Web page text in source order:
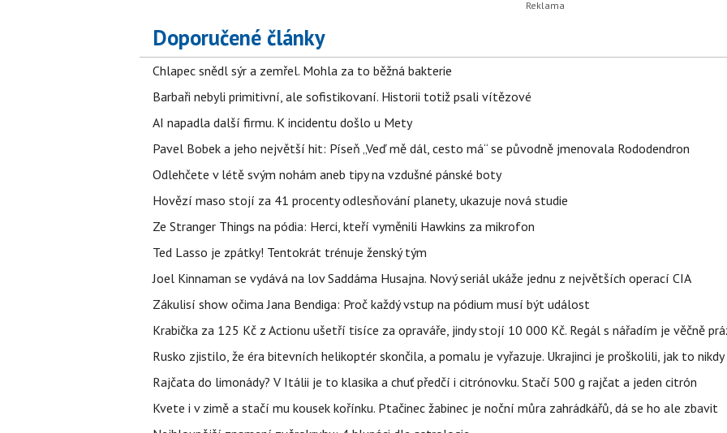
Doporučené články
Chlapec snědl sýr a zemřel. Mohla za to běžná bakterie
Barbaři nebyli primitivní, ale sofistikovaní. Historii totiž psali vítězové
AI napadla další firmu. K incidentu došlo u Mety
Pavel Bobek a jeho největší hit: Píseň „Veď mě dál, cesto má“ se původně jmenovala Rododendron
Odlehčete v létě svým nohám aneb tipy na vzdušné pánské boty
Hovězí maso stojí za 41 procenty odlesňování planety, ukazuje nová studie
Ze Stranger Things na pódia: Herci, kteří vyměnili Hawkins za mikrofon
Ted Lasso je zpátky! Tentokrát trénuje ženský tým
Joel Kinnaman se vydává na lov Saddáma Husajna. Nový seriál ukáže jednu z největších operací CIA
Zákulisí show očima Jana Bendiga: Proč každý vstup na pódium musí být událost
Krabička za 125 Kč z Actionu ušetří tisíce za opraváře, jindy stojí 10 000 Kč. Regál s nářadím je věčně
Rusko zjistilo, že éra bitevních helikoptér skončila, a pomalu je vyřazuje. Ukrajinci je proškolili, jak to nikdy
Rajčata do limonády? V Itálii je to klasika a chuť předčí i citrónovku. Stačí 500 g rajčat a jeden citrón
Kvete i v zimě a stačí mu kousek kořínku. Ptačinec žabinec je noční můra zahrádkářů, dá se ho ale zbavit